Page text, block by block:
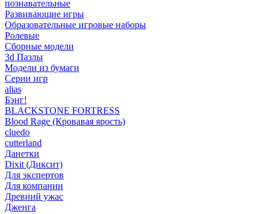
познавательные
Развивающие игры
Образовательные игровые наборы
Ролевые
Сборные модели
3d Пазлы
Модели из бумаги
Серии игр
alias
Бэнг!
BLACKSTONE FORTRESS
Blood Rage (Кровавая ярость)
cluedo
cutterland
Данетки
Dixit (Диксит)
Для экспертов
Для компании
Древний ужас
Дженга